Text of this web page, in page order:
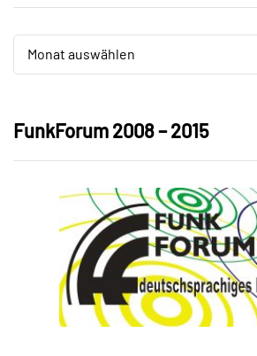
Archiv
Monat auswählen
Archiv
FunkForum 2008 – 2015